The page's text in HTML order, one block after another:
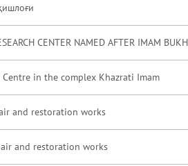
CENTER NAMED AFTER IMAM
in the complex Khazrati Imam
and restoration works
and restoration works